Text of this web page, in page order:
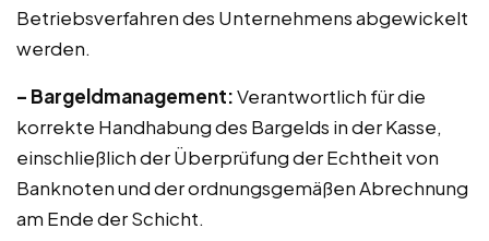
Betriebsverfahren des Unternehmens abgewickelt
werden.
– Bargeldmanagement:Verantwortlich für die
korrekte Handhabung des Bargelds in der Kasse,
einschließlich der Überprüfung der Echtheit von
Banknoten und der ordnungsgemäßen Abrechnung
am Ende der Schicht.